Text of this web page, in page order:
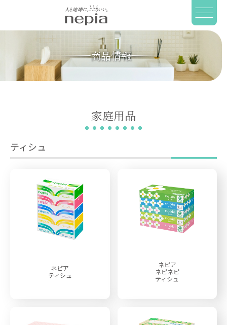
商品情報
家庭用品
ティシュ
ネピア
ティシュ
ネピア
ネピネピ
ティシュ